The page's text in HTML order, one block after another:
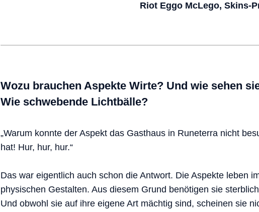
Riot Eggo McLego, Skins-
Wozu brauchen Aspekte Wirte? Und wie sehen
Wie schwebende Lichtbälle?
„Warum konnte der Aspekt das Gasthaus in Runeterra nicht
hat! Hur, hur, hur.“
Das war eigentlich auch schon die Antwort. Die Aspekte leben
physischen Gestalten. Aus diesem Grund benötigen sie
Und obwohl sie auf ihre eigene Art mächtig sind, scheinen sie